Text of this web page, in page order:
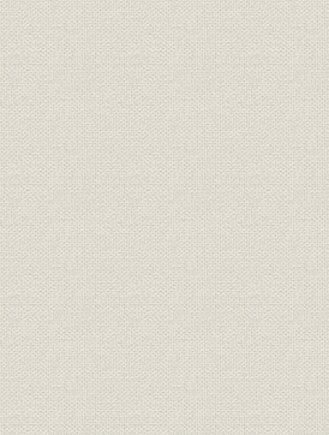
ワーグマン描く、西南戦争に向
かう官軍の警ら隊。主として関
東以北の旧士族が多く応募した
が、心なしか軍靴の足音も堂々
と聞こえたとぃう。
「桜組」の商標。サクラの花と
葉に英文をあしらい、なかなか
斬新なデザインである。
[明治17年
東京府統計表による明治前期に
おける製靴工場の概要(明治
9~14年)
明治9年
(1881年)
弾 直樹 旧幕以来の伝統を活かし
つつ、製革・製靴事業に洋式手
法を取り入れることに意欲的だ
った。
[明治2年
革職教師チアレス・ヘンニンゲ
[明治4年